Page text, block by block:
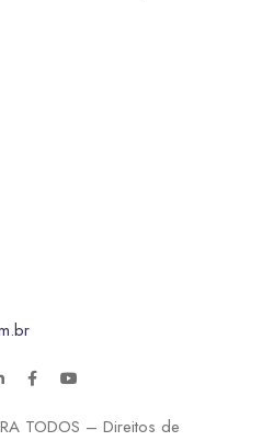
TODOS – Direitos de